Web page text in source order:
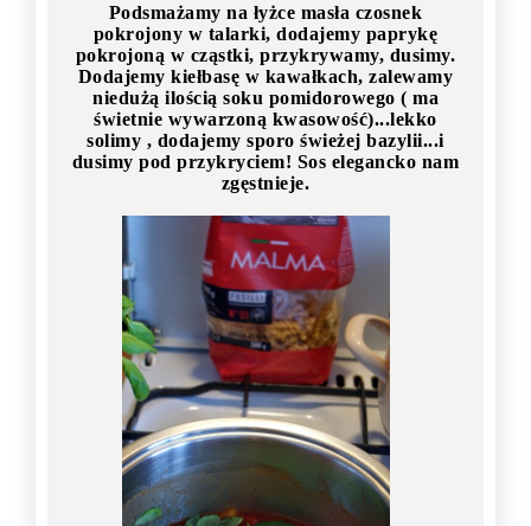
Podsmażamy na łyżce masła czosnek
pokrojony w talarki, dodajemy paprykę
pokrojoną w cząstki, przykrywamy, dusimy.
Dodajemy kiełbasę w kawałkach, zalewamy
niedużą ilością soku pomidorowego ( ma
świetnie wywarzoną kwasowość)...lekko
solimy , dodajemy sporo świeżej bazylii...i
dusimy pod przykryciem! Sos elegancko nam
zgęstnieje.